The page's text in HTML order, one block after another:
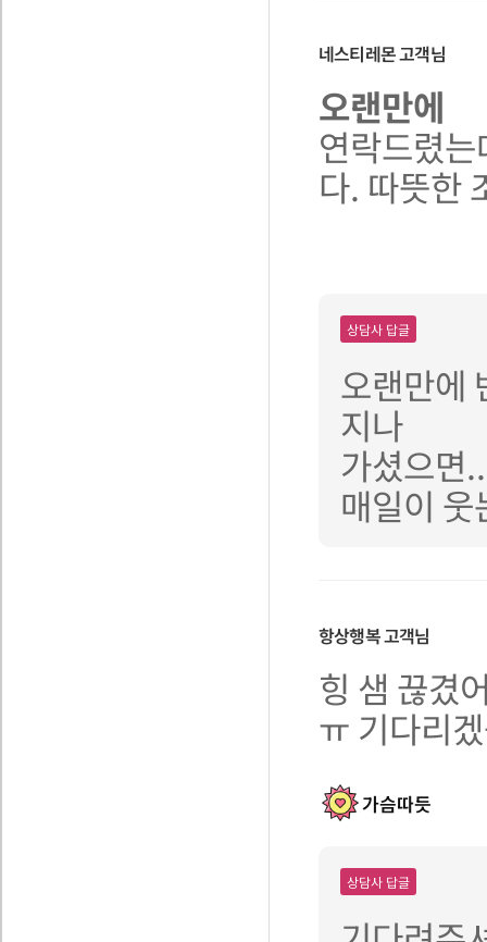
네스티레몬고객님
오랜만에
연락드렸
다. 따뜻한
상담사 답글
오랜만에
지나
가셨으면
매일이
항상행복고객님
힝 샘 끊겼
ㅠ 기다리
가슴따듯
상담사 답글